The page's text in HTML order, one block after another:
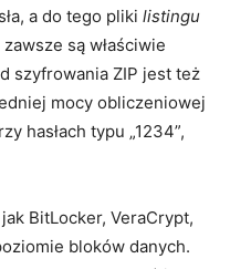
a do tego pliki listingu
są właściwie
szyfrowania ZIP jest też
mocy obliczeniowej
hasłach typu „1234”,
BitLocker, VeraCrypt,
bloków danych.